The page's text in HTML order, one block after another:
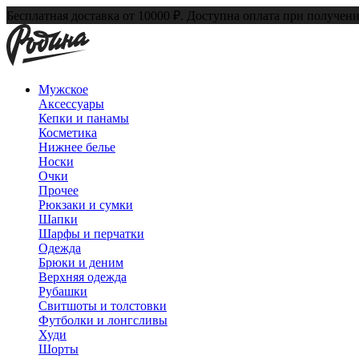
Бесплатная доставка от 10000 ₽. Доступна оплата при
Мужское
Аксессуары
Кепки и панамы
Косметика
Нижнее белье
Носки
Очки
Прочее
Рюкзаки и сумки
Шапки
Шарфы и перчатки
Одежда
Брюки и деним
Верхняя одежда
Рубашки
Свитшоты и толстовки
Футболки и лонгсливы
Худи
Шорты